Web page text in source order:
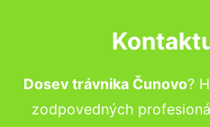
Dosev trávnika Čunovo?
zodpovedných